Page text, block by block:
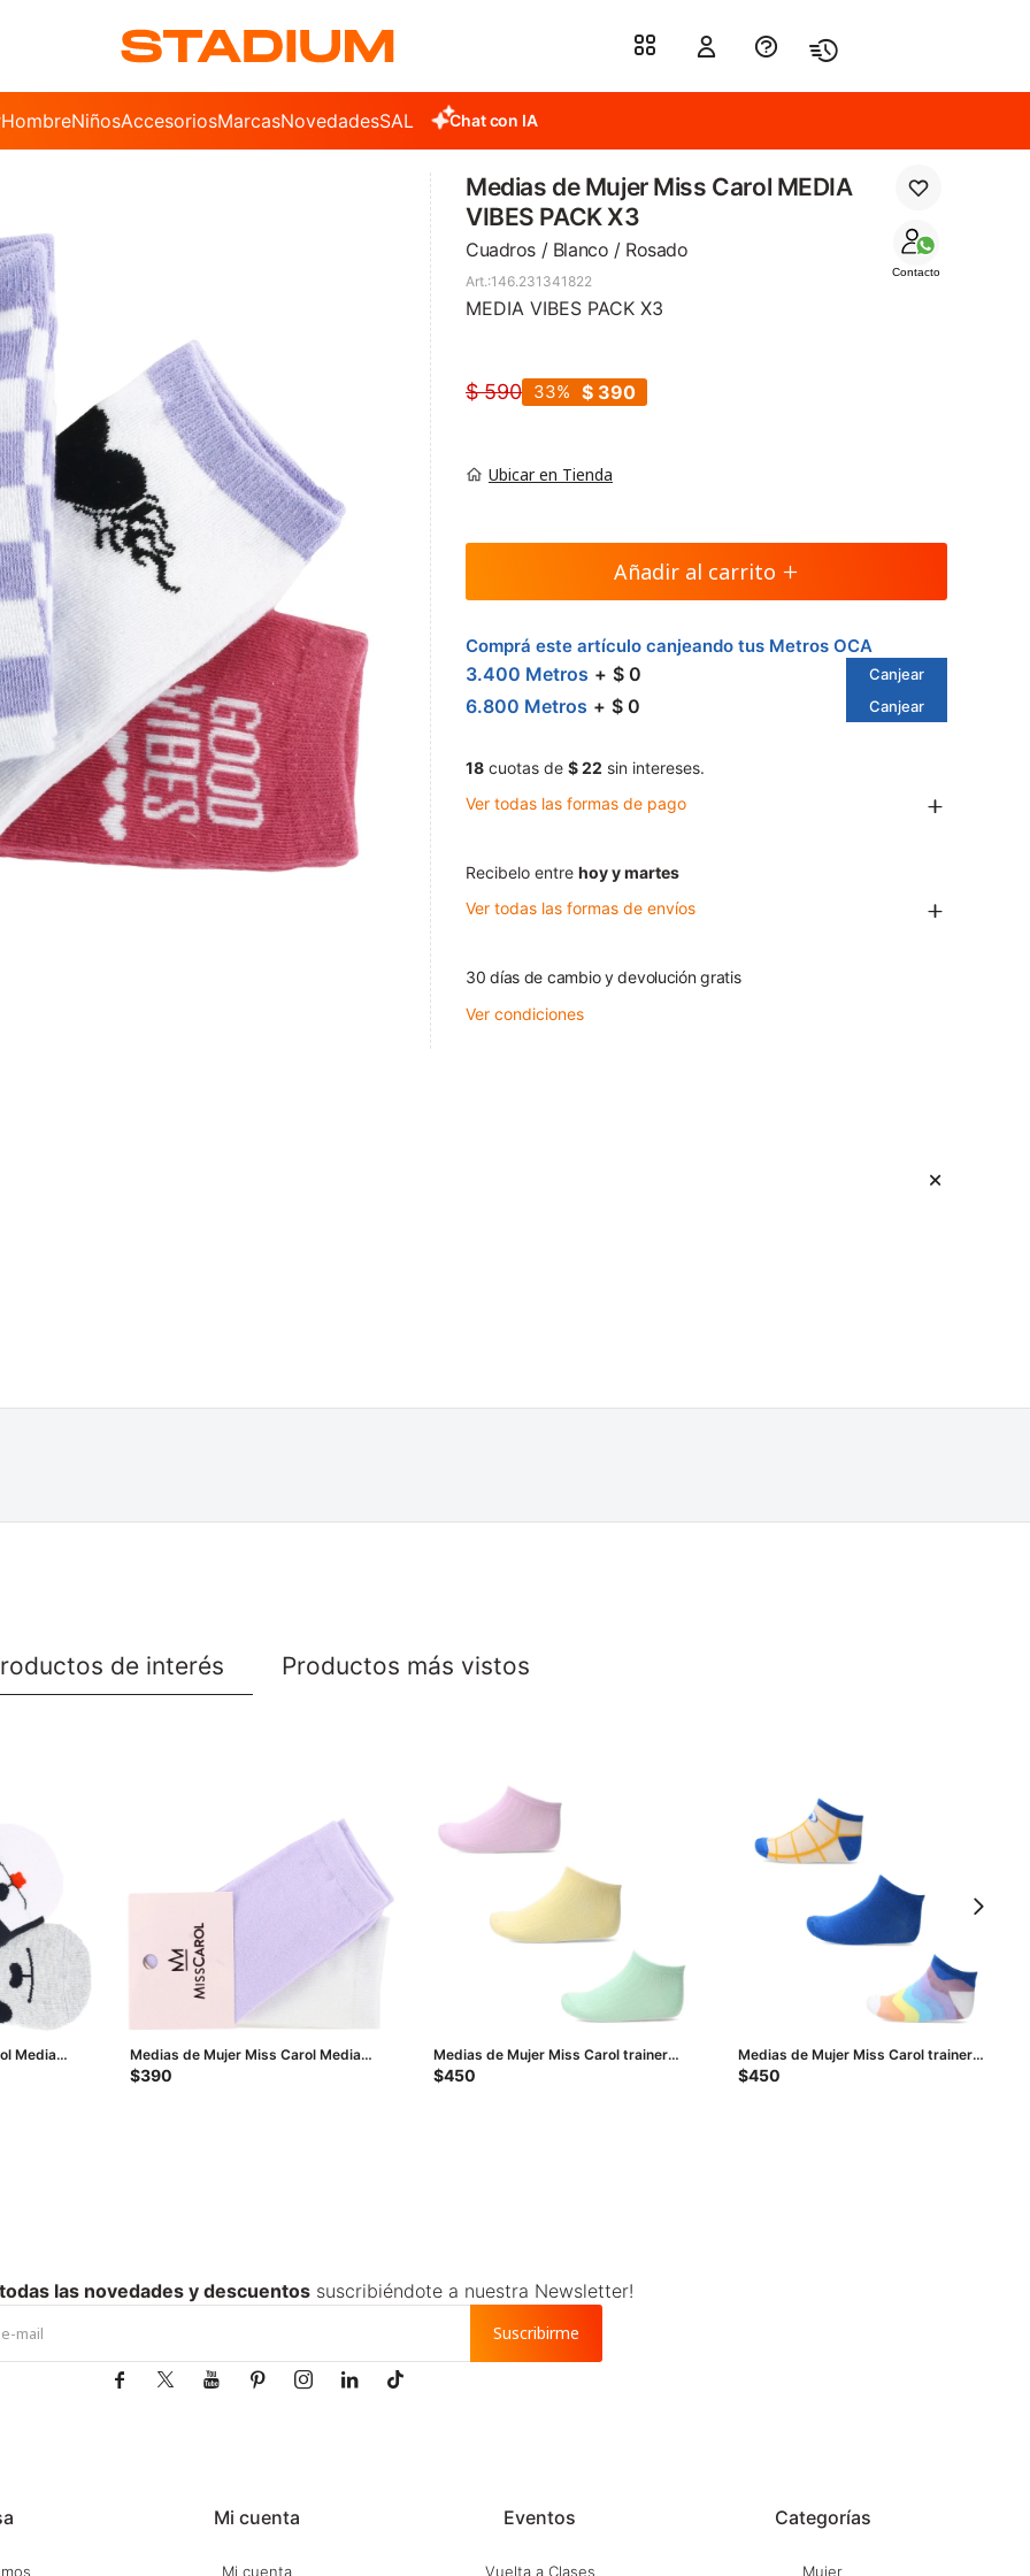
HombreNiñosAccesoriosMarcasNovedadesSALE Chat con IA
Medias de Mujer Miss Carol MEDIA
VIBES PACK X3
Cuadros / Blanco / Rosado
Contacto
146.231341822
MEDIA VIBES PACK X3
$ 590 $ 390
33
Ubicar en Tienda
Añadir al carrito
Comprá este artículo canjeando tus Metros OCA
3.400 Metros $ 0 Canjear
6.800 Metros $ 0 Canjear
18 cuotas de $ 22 sin intereses.
Ver todas las formas de pago
Recibelo entre hoy y martes
Ver todas las formas de envíos
30 días de cambio y devolución gratis
Ver condiciones
de interés Productos más vistos
Media
- Rosado
Medias de Mujer Miss Carol Media
pack x2 largo - Lila - Blanco
$390
Medias de Mujer Miss Carol trainer
colores - Multicolor
$450
Medias de Mujer Miss Carol trainer
colores x3 - Multicolor
$450
Mi cuenta
Mi cuenta
Eventos
Vuelta a Clases
Categorías
Mujer
las novedades y descuentossuscribiéndote a nuestra Newsletter!
Suscribirme
      